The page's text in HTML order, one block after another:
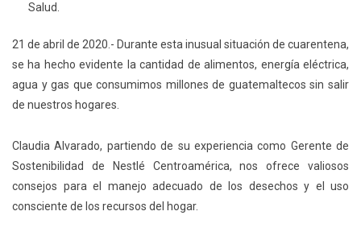
Salud.
21 de abril de 2020.- Durante esta inusual situación de cuarentena,
se ha hecho evidente la cantidad de alimentos, energía eléctrica,
agua y gas que consumimos millones de guatemaltecos sin salir
de nuestros hogares.
Claudia Alvarado, partiendo de su experiencia como Gerente de
Sostenibilidad de Nestlé Centroamérica, nos ofrece valiosos
consejos para el manejo adecuado de los desechos y el uso
consciente de los recursos del hogar.